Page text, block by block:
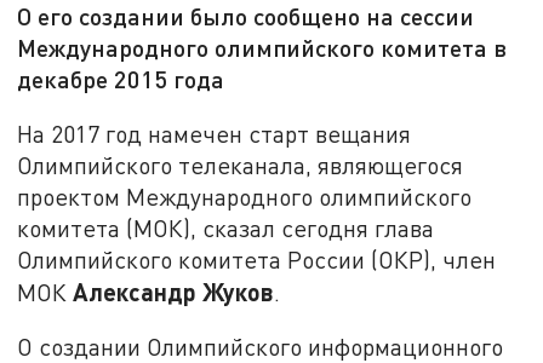
О его создании было сообщено на сессии
Международного олимпийского комитета в
декабре 2015 года
На 2017 год намечен старт вещания
Олимпийского телеканала, являющегося
проектом Международного олимпийского
комитета (МОК), сказал сегодня глава
Олимпийского комитета России (ОКР), член
МОКАлександр Жуков.
О создании Олимпийского информационного